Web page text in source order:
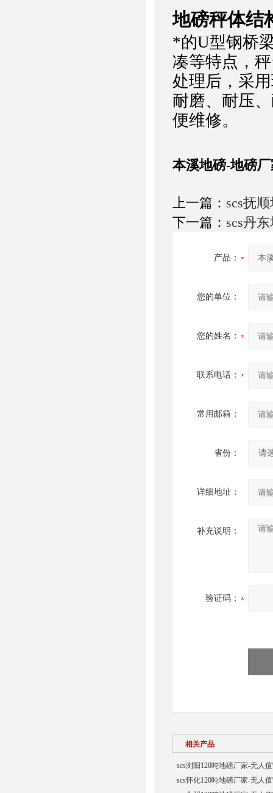
地磅秤体结
*的U型钢桥
凑等特点，
处理后，采
耐磨、耐压
便维修。
本溪地磅-地磅
上一篇： scs抚
下一篇： scs丹
产品：
您的单位：
您的姓名：
联系电话：
常用邮箱：
省份：
详细地址：
补充说明：
验证码：
相关产品
scs浏阳120吨地磅厂家-无人
scs怀化120吨地磅厂家-无人